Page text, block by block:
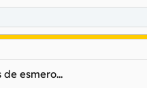
esmero...